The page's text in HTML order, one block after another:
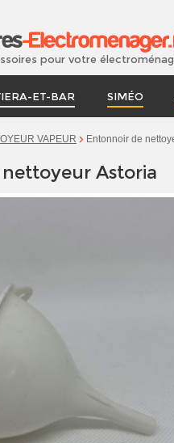
pour votre
ET-BAR SIMÉO
VAPEUR Entonnoir de
Astoria